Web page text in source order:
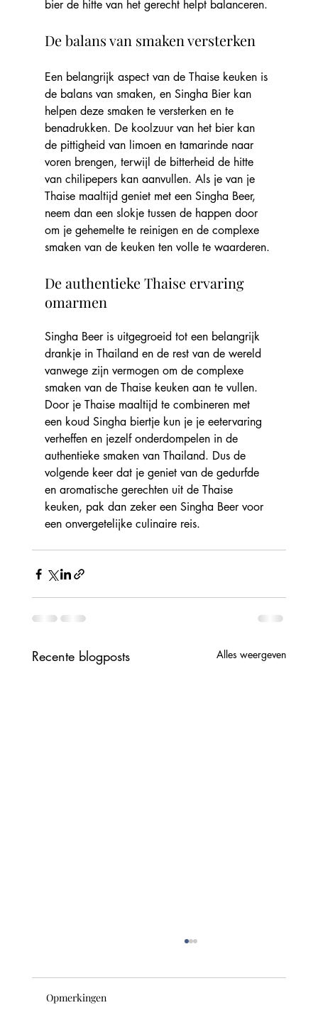
bier de hitte van het gerecht helpt balanceren.
De balans van smaken versterken
Een belangrijk aspect van de Thaise keuken is
de balans van smaken, en Singha Bier kan
helpen deze smaken te versterken en te
benadrukken. De koolzuur van het bier kan
de pittigheid van limoen en tamarinde naar
voren brengen, terwijl de bitterheid de hitte
van chilipepers kan aanvullen. Als je van je
Thaise maaltijd geniet met een Singha Beer,
neem dan een slokje tussen de happen door
om je gehemelte te reinigen en de complexe
smaken van de keuken ten volle te waarderen.
De authentieke Thaise ervaring
omarmen
Singha Beer is uitgegroeid tot een belangrijk
drankje in Thailand en de rest van de wereld
vanwege zijn vermogen om de complexe
smaken van de Thaise keuken aan te vullen.
Door je Thaise maaltijd te combineren met
een koud Singha biertje kun je je eetervaring
verheffen en jezelf onderdompelen in de
authentieke smaken van Thailand. Dus de
volgende keer dat je geniet van de gedurfde
en aromatische gerechten uit de Thaise
keuken, pak dan zeker een Singha Beer voor
een onvergetelijke culinaire reis.
Recente blogposts Alles weergeven
Opmerkingen